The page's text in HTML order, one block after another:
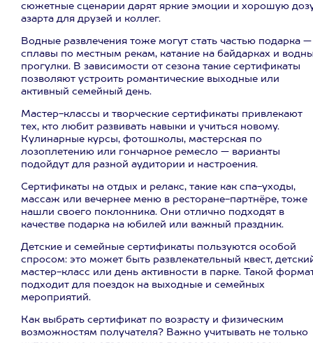
сюжетные сценарии дарят яркие эмоции и хорошую
азарта для друзей и коллег.
Водные развлечения тоже могут стать частью подарка —
сплавы по местным рекам, катание на байдарках и
прогулки. В зависимости от сезона такие сертификаты
позволяют устроить романтические выходные или
активный семейный день.
Мастер-классы и творческие сертификаты привлекают
тех, кто любит развивать навыки и учиться новому.
Кулинарные курсы, фотошколы, мастерская по
лозоплетению или гончарное ремесло — варианты
подойдут для разной аудитории и настроения.
Сертификаты на отдых и релакс, такие как спа-уходы,
массаж или вечернее меню в ресторане-партнёре, тоже
нашли своего поклонника. Они отлично подходят в
качестве подарка на юбилей или важный праздник.
Детские и семейные сертификаты пользуются особой
спросом: это может быть развлекательный квест,
мастер-класс или день активности в парке. Такой
подходит для поездок на выходные и семейных
мероприятий.
Как выбрать сертификат по возрасту и физическим
возможностям получателя? Важно учитывать не только